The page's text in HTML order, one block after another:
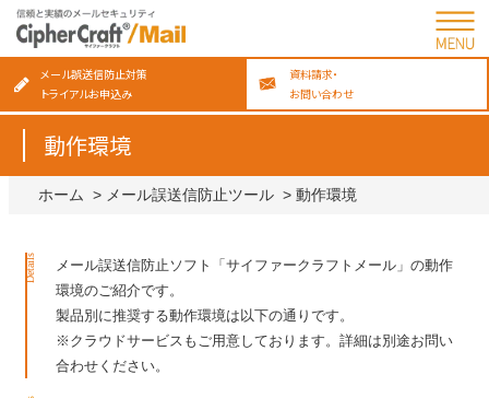
メール誤送信防止対策
トライアルお申込み
資料請求・
お問い合わせ
動作環境
ホーム メール誤送信防止ツール 動作環境
Details
メール誤送信防止ソフト「サイファークラフトメール」の動作
環境のご紹介です。
製品別に推奨する動作環境は以下の通りです。
※クラウドサービスもご用意しております。詳細は別途お問い
合わせください。